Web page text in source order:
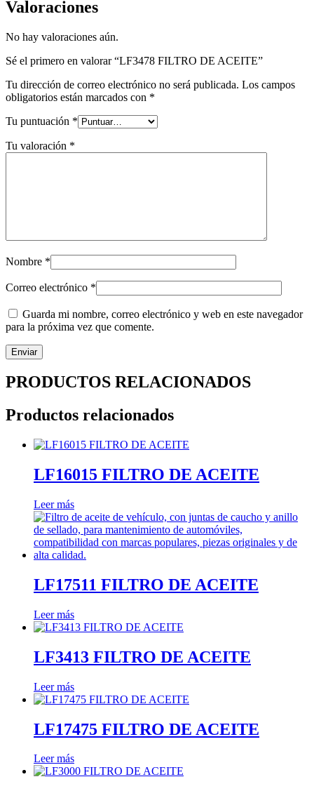
Valoraciones
No hay valoraciones aún.
Sé el primero en valorar “LF3478 FILTRO DE ACEITE”
Tu dirección de correo electrónico no será publicada. Los campos
obligatorios están marcados con *
Tu puntuación *
Tu valoración *
Nombre *
Correo electrónico *
Guarda mi nombre, correo electrónico y web en este navegador
para la próxima vez que comente.
PRODUCTOS RELACIONADOS
Productos relacionados
LF16015 FILTRO DE ACEITE
Leer más
LF17511 FILTRO DE ACEITE
Leer más
LF3413 FILTRO DE ACEITE
Leer más
LF17475 FILTRO DE ACEITE
Leer más